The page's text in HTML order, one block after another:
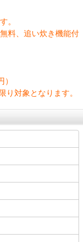
。
料、追い炊き機能付
り対象となります。